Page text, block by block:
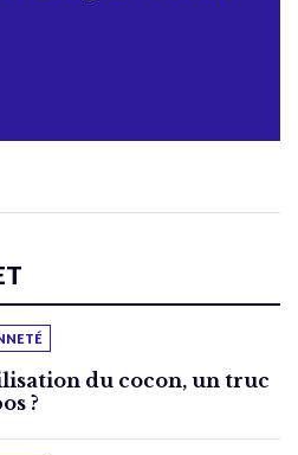
du cocon, un truc
?